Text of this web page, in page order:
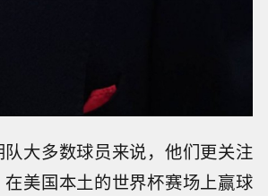
大多数球员来说，他们更关注
美国本土的世界杯赛场上赢球